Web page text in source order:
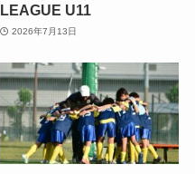
LEAGUE U11
2026年7月13日